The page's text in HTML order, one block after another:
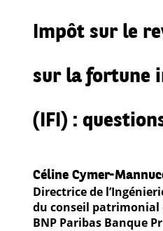
Impôt sur le
sur la fortune
(IFI) :
Céline Cymer-
Directrice de
du conseil patrimonial
BNP Paribas Banque